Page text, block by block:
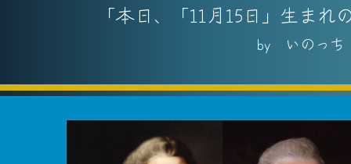
本日、「11月15日」生まれ
いのっち